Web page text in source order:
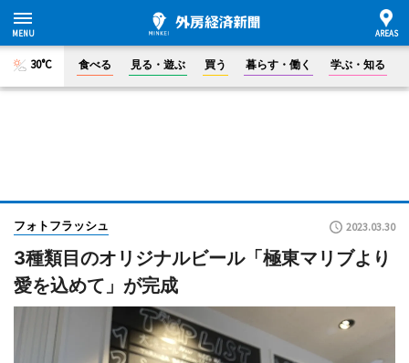
30°C 食べる 見る・遊ぶ 買う 暮らす・働く 学ぶ・知る
フォトフラッシュ 2023.03.30
3種類目のオリジナルビール「極東マリブより
愛を込めて」が完成